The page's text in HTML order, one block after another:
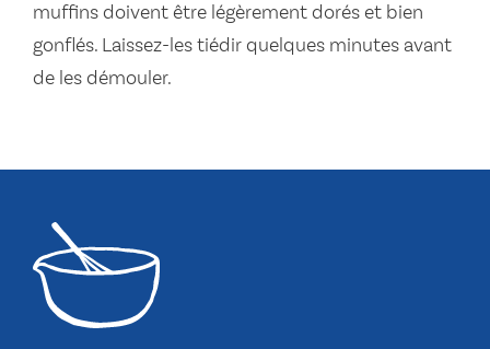
muffins doivent être légèrement dorés et bien
gonflés. Laissez-les tiédir quelques minutes avant
de les démouler.